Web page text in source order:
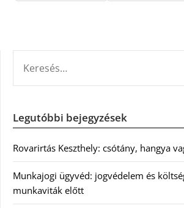
Legutóbbi bejegyzések
Rovarirtás Keszthely: csótány, hangya
Munkajogi ügyvéd: jogvédelem és
munkaviták előtt